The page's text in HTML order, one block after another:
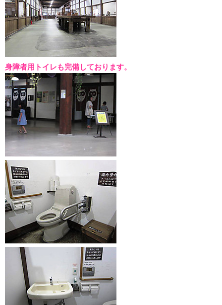
身障者用トイレも完備しております。